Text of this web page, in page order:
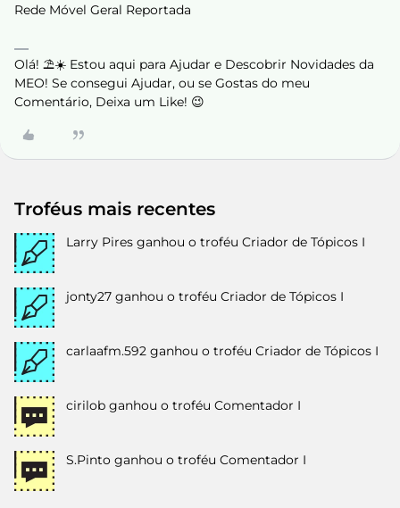
Rede Móvel Geral Reportada
Olá! ⛱️☀️ Estou aqui para Ajudar e Descobrir Novidades da
MEO! Se consegui Ajudar, ou se Gostas do meu
Comentário, Deixa um Like! 😉
Troféus mais recentes
Larry Pires ganhou o troféu Criador de Tópicos I
jonty27 ganhou o troféu Criador de Tópicos I
carlaafm.592 ganhou o troféu Criador de Tópicos I
cirilob ganhou o troféu Comentador I
S.Pinto ganhou o troféu Comentador I